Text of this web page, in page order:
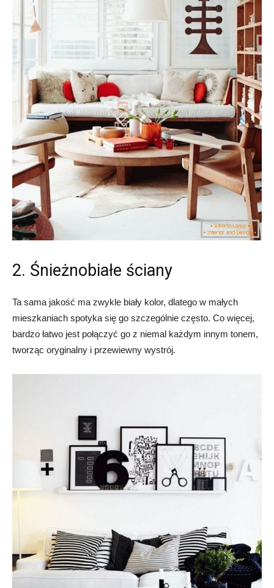
2. Śnieżnobiałe ściany
Ta sama jakość ma zwykle biały kolor, dlatego w małych
mieszkaniach spotyka się go szczególnie często. Co więcej,
bardzo łatwo jest połączyć go z niemal każdym innym tonem,
tworząc oryginalny i przewiewny wystrój.